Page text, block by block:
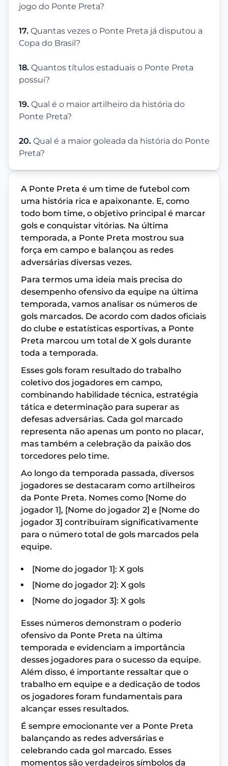
jogo do Ponte Preta?
17. Quantas vezes o Ponte Preta já disputou a
Copa do Brasil?
18. Quantos títulos estaduais o Ponte Preta
possui?
19. Qual é o maior artilheiro da história do
Ponte Preta?
20. Qual é a maior goleada da história do Ponte
Preta?
A Ponte Preta é um time de futebol com
uma história rica e apaixonante. E, como
todo bom time, o objetivo principal é marcar
gols e conquistar vitórias. Na última
temporada, a Ponte Preta mostrou sua
força em campo e balançou as redes
adversárias diversas vezes.
Para termos uma ideia mais precisa do
desempenho ofensivo da equipe na última
temporada, vamos analisar os números de
gols marcados. De acordo com dados oficiais
do clube e estatísticas esportivas, a Ponte
Preta marcou um total de X gols durante
toda a temporada.
Esses gols foram resultado do trabalho
coletivo dos jogadores em campo,
combinando habilidade técnica, estratégia
tática e determinação para superar as
defesas adversárias. Cada gol marcado
representa não apenas um ponto no placar,
mas também a celebração da paixão dos
torcedores pelo time.
Ao longo da temporada passada, diversos
jogadores se destacaram como artilheiros
da Ponte Preta. Nomes como [Nome do
jogador 1], [Nome do jogador 2] e [Nome do
jogador 3] contribuíram significativamente
para o número total de gols marcados pela
equipe.
[Nome do jogador 1]: X gols
[Nome do jogador 2]: X gols
[Nome do jogador 3]: X gols
Esses números demonstram o poderio
ofensivo da Ponte Preta na última
temporada e evidenciam a importância
desses jogadores para o sucesso da equipe.
Além disso, é importante ressaltar que o
trabalho em equipe e a dedicação de todos
os jogadores foram fundamentais para
alcançar esses resultados.
É sempre emocionante ver a Ponte Preta
balançando as redes adversárias e
celebrando cada gol marcado. Esses
momentos são verdadeiros símbolos da